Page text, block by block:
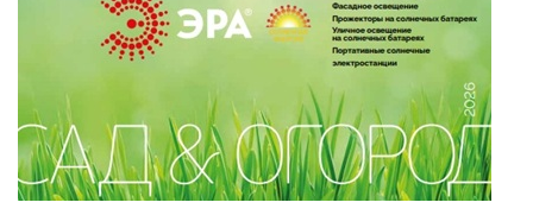
ЛИНЕЙНЫЕ СВЕТОДИОДНЫЕ
СВЕТИЛЬНИКИ
ЛЮСТРЫ
МОДУЛЬНЫЕ СИСТЕМЫ
ОСВЕЩЕНИЯ (LED МОДУЛИ)